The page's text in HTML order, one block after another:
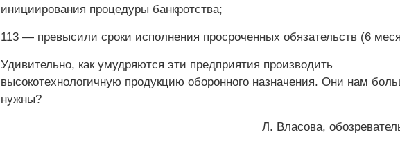
инициирования процедуры банкротства;
113 — превысили сроки исполнения просроченных обязательств (6
Удивительно, как умудряются эти предприятия производить
высокотехнологичную продукцию оборонного назначения. Они нам
нужны?
Л. Власова,